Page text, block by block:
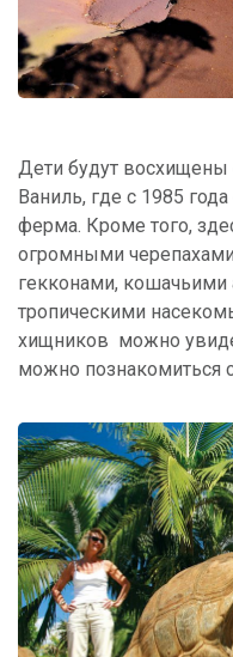
Дети будут
Ваниль, где с 1985
ферма. Кроме того,
огромными
гекконами,
тропическими
хищников можно
можно познакомиться